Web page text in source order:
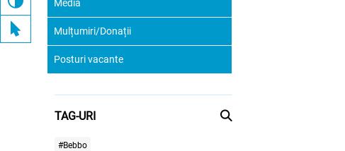
Media
Mulțumiri/Donații
Posturi vacante
TAG-URI
#Bebbo